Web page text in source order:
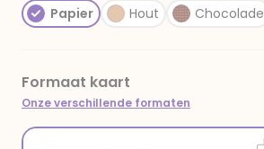
Papier Hout Chocolade
Formaat kaart
Onze verschillende formaten